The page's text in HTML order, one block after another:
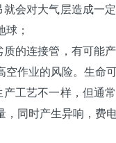
对大气层造成一
；
连接管，有可能
作业的风险。生命
艺不一样，但通
同时产生异响，费